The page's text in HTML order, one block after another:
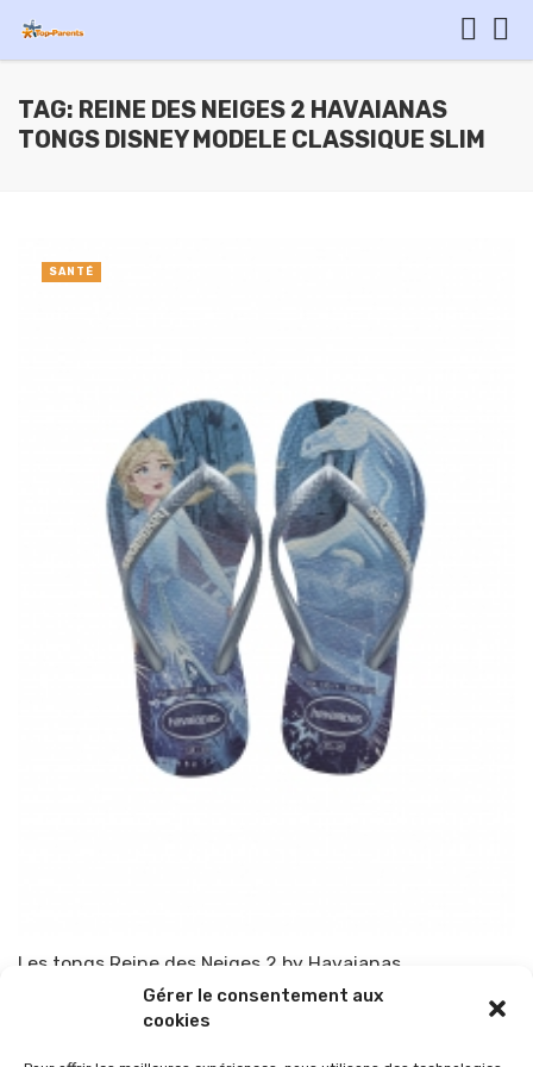
Gérer le consentement aux
cookies
TAG: REINE DES NEIGES 2 HAVAIANAS
TONGS DISNEY MODELE CLASSIQUE SLIM
Les tongs Reine des Neiges 2 by Havaianas
TOP-PARENTS 9 décembre 2019
SANTÉ